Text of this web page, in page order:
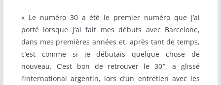
« Le numéro 30 a été le premier numéro que j’ai
porté lorsque j’ai fait mes débuts avec Barcelone,
dans mes premières années et, après tant de temps,
c’est comme si je débutais quelque chose de
nouveau. C’est bon de retrouver le 30″, a glissé
l’international argentin, lors d’un entretien avec les